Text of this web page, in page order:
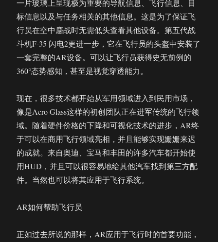
一片玻璃上呈现极为重要的导航信息、飞行信息、目
标信息以及与任务相关的其他信息。这是为了保证飞
行员在空中鏖战时无需低头查看其他设备。第五代战
斗机F-35 闪电2更进一步，它在飞行员的头盔中安装了
一套完整的AR设备。可以让飞行员获得史无前例的
360°态势感知，甚至是视觉穿透能力。
现在，很多技术都开始从军用领域进入到民用市场，
像是Aero Glass这样的初创团队正在进军传统的飞行领
域。随着硬件价格的下降和可视化技术的进步，AR终
于可以在商用飞行领域亮相，并且能够实现姗姗来迟
的成就。来自奥迪、宝马和丰田的许多汽车都开始使
用HUD，并且可以很容易地给其他汽车找到第三方配
件。当然也可以将其应用于飞行系统。
AR如何帮助飞行员
正如过去所说的那样，AR应用于飞行时的首要功能，